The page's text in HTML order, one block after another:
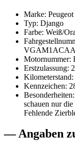
Marke: Peugeot
Typ: Django
Farbe: Weiß/
Motornummer:
Erstzulassung:
Kennzeichen:
schauen nur
Fehlende
— Angaben